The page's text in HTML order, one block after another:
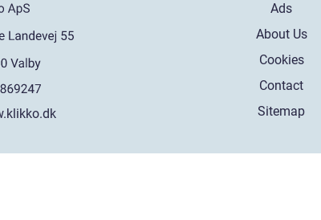
Ads
About Us
Cookies
Contact
Sitemap